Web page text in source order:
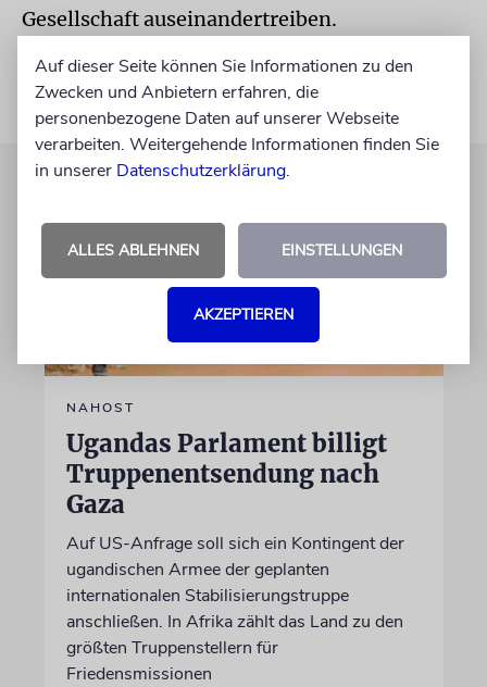
Gesellschaft auseinandertreiben.
NAHOST
Ugandas Parlament billigt
Truppenentsendung nach
Gaza
Auf US-Anfrage soll sich ein Kontingent der
ugandischen Armee der geplanten
internationalen Stabilisierungstruppe
anschließen. In Afrika zählt das Land zu den
größten Truppenstellern für
Friedensmissionen
Auf dieser Seite können Sie Informationen zu den
Zwecken und Anbietern erfahren, die
personenbezogene Daten auf unserer Webseite
verarbeiten. Weitergehende Informationen finden Sie
in unserer Datenschutzerklärung.
ALLES ABLEHNEN EINSTELLUNGEN
AKZEPTIEREN